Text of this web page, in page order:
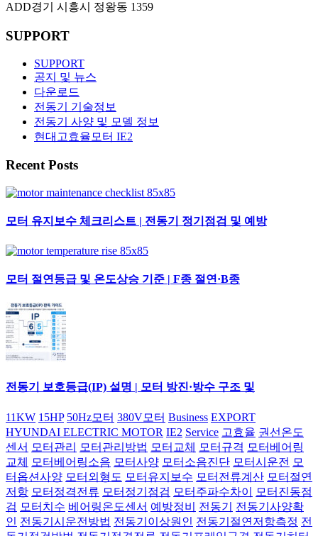
ADD경기 시흥시 정왕동 1359
SUPPORT
SUPPORT
공지 및 뉴스
다운로드
전동기 기술정보
전동기 사양 및 모델 정보
현대고효율모터 IE2
Recent Posts
모터 유지보수 체크리스트 | 전동기 정기점검 및 예방
모터 절연등급 및 온도상승 기준 | F종 절연·B종
전동기 보호등급(IP) 설명 | 모터 방진·방수 구조 및
11KW 15HP 50Hz모터 380V모터 Business EXPORT
HYUNDAI ELECTRIC MOTOR IE2 Service 고효율 권선온도
센서 모터관리 모터관리방법 모터교체 모터규격 모터베어링
교체
모터베어링소음 모터사양 모터소음진단 모터시운전 모
터옵션사양 모터외형도 모터유지보수 모터전류계산 모터절연
저항 모터정격전류 모터정기점검 모터주파수차이
모터진동점
검 모터치수 베어링온도센서 예방정비 전동기
전동기사양확
인 전동기시운전방법 전동기이상원인 전동기절연저항측정 전